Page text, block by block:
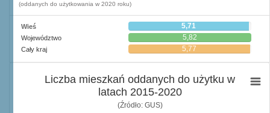
(oddanych do użytkowania w 2020 roku)
Wieś 5,71
Województwo 5,82
Cały kraj 5,77
Liczba mieszkań oddanych do użytku w
latach 2015-2020
(Źródło: GUS)